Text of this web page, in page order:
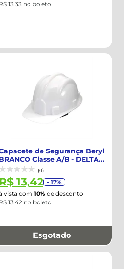
R$ 13,33 no boleto
de Segurança Beryl
BRANCO Classe A/B - DELTA
PLUS-W...
(0)
R$ 13,42 - 17%
vista com 10%de desconto
R$ 13,42 no boleto
Esgotado